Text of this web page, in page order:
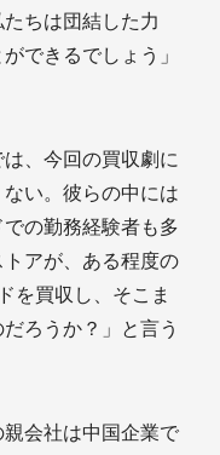
ちは団結した力
できるでしょう」
、今回の買収劇に
い。彼らの中には
の勤務経験者も多
アが、ある程度の
を買収し、そこま
ろうか？」と言う
会社は中国企業で